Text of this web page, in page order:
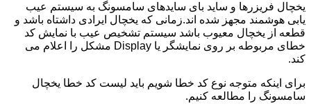
یخچال فریزرها و ساید بای سایدهای سامسونگ به سیستم عیب
یابی هوشمند مجهز شده اند.زمانی که یخچال ایرادی داشتاه باشد و
قطعه از یخچال معیوب باشد سیستم تشخیص عیب با نمایش کد
خطای مربوطه بر روی نمایشگر یا Display مشکل را اعلام می
کند.
برای اینکه متوجه نوع کد خطا شویم باید لیست کد خطا یخچال
سامسونگ را مطالعه کنیم.